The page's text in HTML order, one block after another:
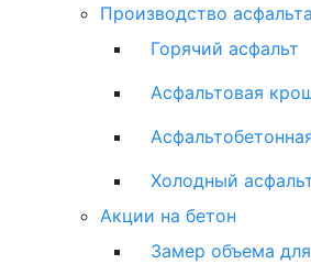
Производство асфальта
Горячий асфальт
Асфальтовая
Холодный
Акции на бетон
Замер объема